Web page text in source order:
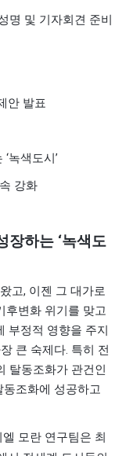
명 및 기자회견 준비
안 발표
‘녹색도시 ’
강화
장하는 ‘녹색도
고, 이젠 그 대가로
후변화 위기를 맞고
부정적 영향을 주지
큰 숙제다. 특히 전
탈동조화가 관건인
동조화에 성공하고
모란 연구팀은 최